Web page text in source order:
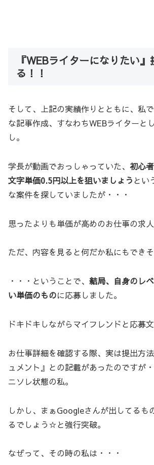
『WEBライターになりたい
る！！
そして、上記の実績作りとともに、私
な記事作成、すなわちWEBライターと
し。
学長が動画でおっしゃっていた、 初心
文字単価0.5円以上を狙いましょうとい
な案件を探していましたが・・・
思ったよりも単価が高めのお仕事の求人
ただ、内容を見ると何だか私にもでき
・・・ということで、 結局、自身のレ
い単価のものに応募しました。
ドキドキしながらマイフレンドと応募
お仕事詳細を確認する際、実は提出方
ュメント』との記載があったのですが
ニソレ状態の私。
しかし、まぁGoogleさんが出してるも
るでしょう☆と強行突破。
なぜって、その時の私は・・・